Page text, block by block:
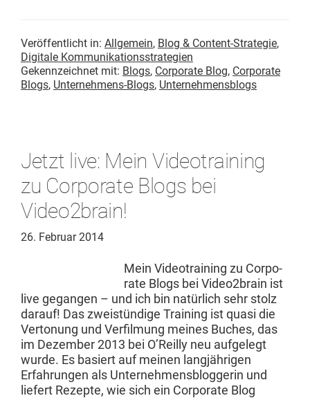
Veröffentlicht in: Allgemein, Blog & Content-Strategie,
Digitale Kommunikationsstrategien
Gekennzeichnet mit: Blogs, Corporate Blog, Corporate
Blogs, Unternehmens-Blogs, Unternehmensblogs
Jetzt live: Mein Videotraining
zu Corporate Blogs bei
Video2brain!
26. Februar 2014
Mein Video­train­ing zu Cor­po­
rate Blogs bei Video2brain ist
live gegan­gen – und ich bin natür­lich sehr stolz
darauf! Das zweistündi­ge Train­ing ist qua­si die
Ver­to­nung und Ver­fil­mung meines Buch­es, das
im Dezem­ber 2013 bei O’Reilly neu aufgelegt
wurde. Es basiert auf meinen langjähri­gen
Erfahrun­gen als Unternehmens­blog­gerin und
liefert Rezepte, wie sich ein Cor­po­rate Blog